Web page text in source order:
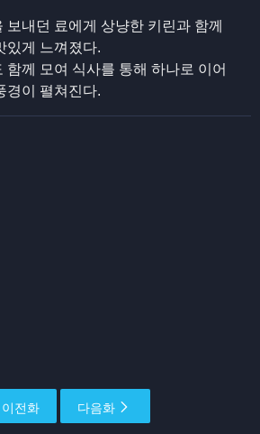
보내던 료에게 상냥한 키린과 함께
있게 느껴졌다.
함께 모여 식사를 통해 하나로 이어
경이 펼쳐진다.
이전화 다음화